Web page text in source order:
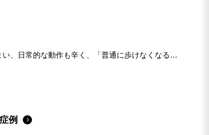
、日常的な動作も辛く、「普通に歩けなくなる」
例